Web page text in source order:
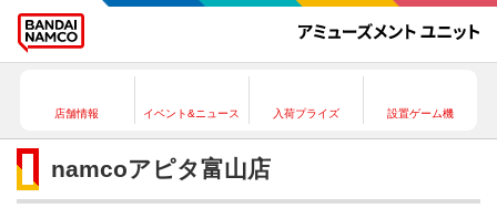
店舗情報 イベント&ニュース 入荷プライズ 設置ゲーム機
namcoアピタ富山店